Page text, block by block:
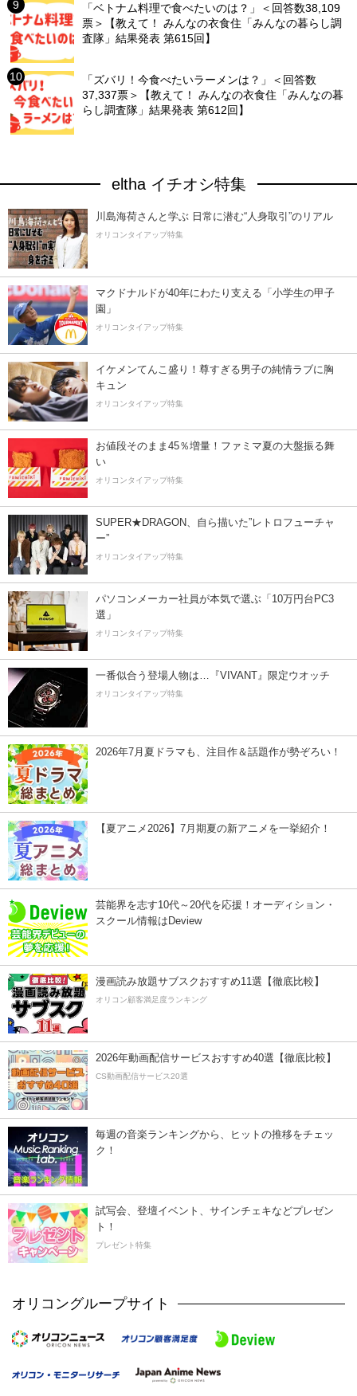
「ベトナム料理で食べたいのは？」＜回答数38,109
票＞【教えて！ みんなの衣食住「みんなの暮らし調
査隊」結果発表 第615回】
「ズバリ！今食べたいラーメンは？」＜回答数
37,337票＞【教えて！ みんなの衣食住「みんなの暮
らし調査隊」結果発表 第612回】
eltha イチオシ特集
川島海荷さんと学ぶ 日常に潜む“人身取引”のリアル
オリコンタイアップ特集
マクドナルドが40年にわたり支える「小学生の甲子
園」
オリコンタイアップ特集
イケメンてんこ盛り！尊すぎる男子の純情ラブに胸
キュン
オリコンタイアップ特集
お値段そのまま45％増量！ファミマ夏の大盤振る舞
い
オリコンタイアップ特集
SUPER★DRAGON、自ら描いた”レトロフューチャ
ー”
オリコンタイアップ特集
パソコンメーカー社員が本気で選ぶ「10万円台PC3
選」
オリコンタイアップ特集
一番似合う登場人物は…『VIVANT』限定ウオッチ
オリコンタイアップ特集
2026年7月夏ドラマも、注目作＆話題作が勢ぞろい！
【夏アニメ2026】7月期夏の新アニメを一挙紹介！
芸能界を志す10代～20代を応援！オーディション・
スクール情報はDeview
漫画読み放題サブスクおすすめ11選【徹底比較】
オリコン顧客満足度ランキング
2026年動画配信サービスおすすめ40選【徹底比較】
CS動画配信サービス20選
毎週の音楽ランキングから、ヒットの推移をチェッ
ク！
試写会、登壇イベント、サインチェキなどプレゼン
ト！
プレゼント特集
オリコングループサイト